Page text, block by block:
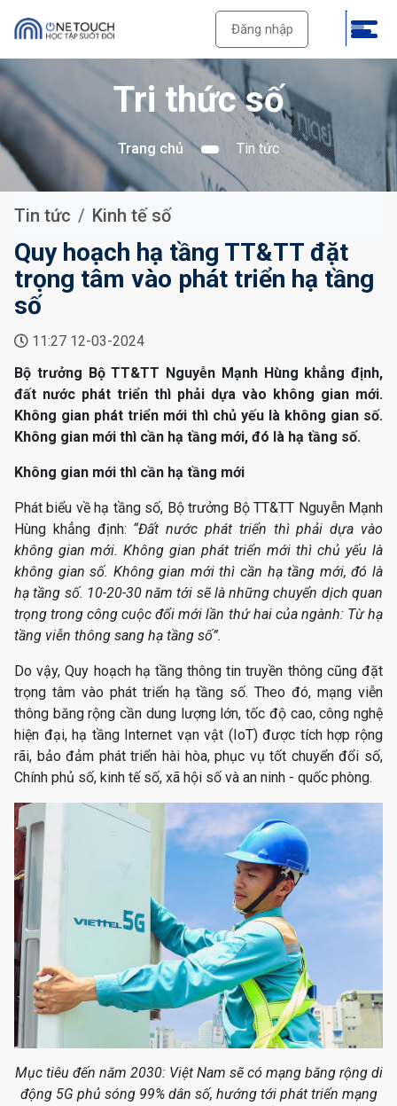
Đăng nhập
Tri thức số
Trang chủ Tin tức
Tin tức Kinh tế số
Quy hoạch hạ tầng TT&TT đặt
trọng tâm vào phát triển hạ tầng
số
11:27 12-03-2024
Bộ trưởng Bộ TT&TT Nguyễn Mạnh Hùng khẳng định,
đất nước phát triển thì phải dựa vào không gian mới.
Không gian phát triển mới thì chủ yếu là không gian số.
Không gian mới thì cần hạ tầng mới, đó là hạ tầng số.
Không gian mới thì cần hạ tầng mới
Phát biểu về hạ tầng số, Bộ trưởng Bộ TT&TT Nguyễn Mạnh
Hùng khẳng định: “Đất nước phát triển thì phải dựa vào
không gian mới. Không gian phát triển mới thì chủ yếu là
không gian số. Không gian mới thì cần hạ tầng mới, đó là
hạ tầng số. 10-20-30 năm tới sẽ là những chuyển dịch quan
trọng trong công cuộc đổi mới lần thứ hai của ngành: Từ hạ
tầng viễn thông sang hạ tầng số”.
Do vậy, Quy hoạch hạ tầng thông tin truyền thông cũng đặt
trọng tâm vào phát triển hạ tầng số. Theo đó, mạng viễn
thông băng rộng cần dung lượng lớn, tốc độ cao, công nghệ
hiện đại, hạ tầng Internet vạn vật (IoT) được tích hợp rộng
rãi, bảo đảm phát triển hài hòa, phục vụ tốt chuyển đổi số,
Chính phủ số, kinh tế số, xã hội số và an ninh - quốc phòng.
Mục tiêu đến năm 2030: Việt Nam sẽ có mạng băng rộng di
động 5G phủ sóng 99% dân số, hướng tới phát triển mạng